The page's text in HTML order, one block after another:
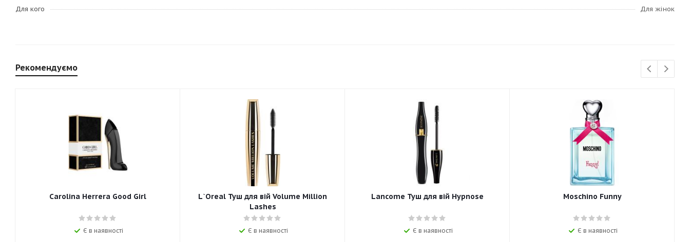
Для кого
Для жінок
Рекомендуємо
Carolina Herrera Good Girl
Є в наявності
L`Oreal Туш для вій Volume Million
Lashes
Є в наявності
Lancome Туш для вій Hypnose
Є в наявності
Moschino Funny
Є в наявності